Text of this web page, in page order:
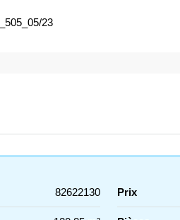
23
82622130 Prix